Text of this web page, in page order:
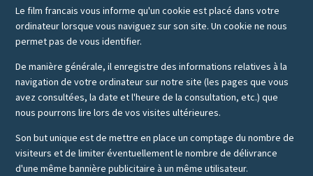
Le film francais vous informe qu'un cookie est placé dans votre
ordinateur lorsque vous naviguez sur son site. Un cookie ne nous
permet pas de vous identifier.
De manière générale, il enregistre des informations relatives à la
navigation de votre ordinateur sur notre site (les pages que vous
avez consultées, la date et l'heure de la consultation, etc.) que
nous pourrons lire lors de vos visites ultérieures.
Son but unique est de mettre en place un comptage du nombre de
visiteurs et de limiter éventuellement le nombre de délivrance
d'une même bannière publicitaire à un même utilisateur.